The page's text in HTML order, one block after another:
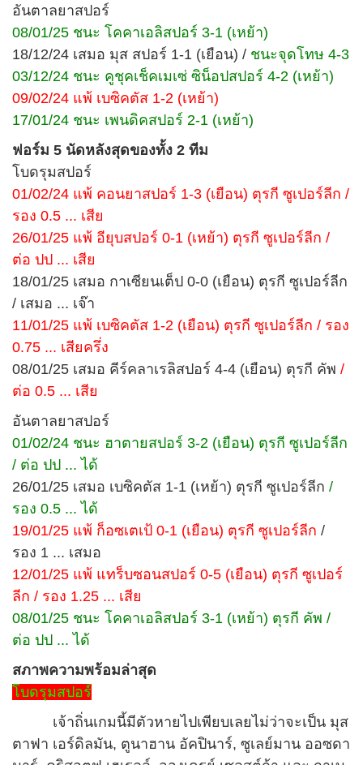
อันตาลยาสปอร์
08/01/25 ชนะ โคคาเอลิสปอร์ 3-1 (เหย้า)
18/12/24 เสมอ มุส สปอร์ 1-1 (เยือน) / ชนะจุดโทษ 4-3
03/12/24 ชนะ คูชุคเช็คเมเซ่ ซิน็อปสปอร์ 4-2 (เหย้า)
09/02/24 แพ้ เบซิคตัส 1-2 (เหย้า)
17/01/24 ชนะ เพนดิคสปอร์ 2-1 (เหย้า)
ฟอร์ม 5 นัดหลังสุดของทั้ง 2 ทีม
โบดรุมสปอร์
01/02/24 แพ้ คอนยาสปอร์ 1-3 (เยือน) ตุรกี ซูเปอร์ลีก /
รอง 0.5 ... เสีย
26/01/25 แพ้ อียุบสปอร์ 0-1 (เหย้า) ตุรกี ซูเปอร์ลีก /
ต่อ ปป ... เสีย
18/01/25 เสมอ กาเซียนเต็ป 0-0 (เยือน) ตุรกี ซูเปอร์ลีก
/ เสมอ ... เจ๊า
11/01/25 แพ้ เบซิคตัส 1-2 (เยือน) ตุรกี ซูเปอร์ลีก / รอง
0.75 ... เสียครึ่ง
08/01/25 เสมอ คีร์คลาเรลิสปอร์ 4-4 (เยือน) ตุรกี คัพ /
ต่อ 0.5 ... เสีย
อันตาลยาสปอร์
01/02/24 ชนะ ฮาตายสปอร์ 3-2 (เยือน) ตุรกี ซูเปอร์ลีก
/ ต่อ ปป ... ได้
26/01/25 เสมอ เบซิคตัส 1-1 (เหย้า) ตุรกี ซูเปอร์ลีก /
รอง 0.5 ... ได้
19/01/25 แพ้ ก็อซเตเป้ 0-1 (เยือน) ตุรกี ซูเปอร์ลีก /
รอง 1 ... เสมอ
12/01/25 แพ้ แทร็บซอนสปอร์ 0-5 (เยือน) ตุรกี ซูเปอร์
ลีก / รอง 1.25 ... เสีย
08/01/25 ชนะ โคคาเอลิสปอร์ 3-1 (เหย้า) ตุรกี คัพ /
ต่อ ปป ... ได้
สภาพความพร้อมล่าสุด
โบดรุมสปอร์
เจ้าถิ่นเกมนี้มีตัวหายไปเพียบเลยไม่ว่าจะเป็น มุส
ตาฟา เอร์ดิลมัน, ตูนาฮาน อัคปินาร์, ซูเลย์มาน ออซดา